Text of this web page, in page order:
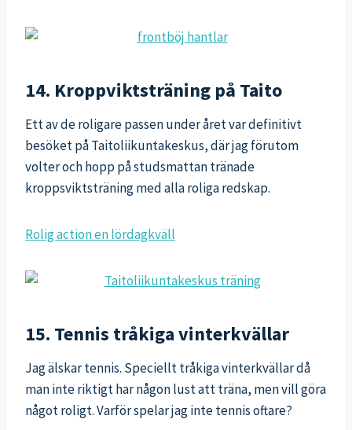
14. Kroppviktsträning på Taito
Ett av de roligare passen under året var definitivt
besöket på Taitoliikuntakeskus, där jag förutom
volter och hopp på studsmattan tränade
kroppsviktsträning med alla roliga redskap.
Rolig action en lördagkväll
15. Tennis tråkiga vinterkvällar
Jag älskar tennis. Speciellt tråkiga vinterkvällar då
man inte riktigt har någon lust att träna, men vill göra
något roligt. Varför spelar jag inte tennis oftare?